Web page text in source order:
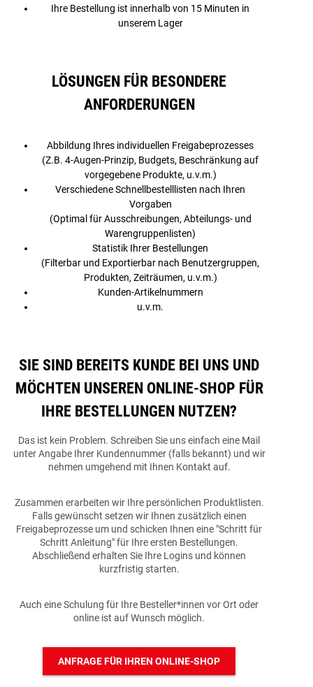
Ihre Bestellung ist innerhalb von 15 Minuten in
unserem Lager
LÖSUNGEN FÜR BESONDERE
ANFORDERUNGEN
Abbildung Ihres individuellen Freigabeprozesses
(Z.B. 4-Augen-Prinzip, Budgets, Beschränkung auf
vorgegebene Produkte, u.v.m.)
Verschiedene Schnellbestelllisten nach Ihren
Vorgaben
(Optimal für Ausschreibungen, Abteilungs- und
Warengruppenlisten)
Statistik Ihrer Bestellungen
(Filterbar und Exportierbar nach Benutzergruppen,
Produkten, Zeiträumen, u.v.m.)
Kunden-Artikelnummern
u.v.m.
SIE SIND BEREITS KUNDE BEI UNS UND
MÖCHTEN UNSEREN ONLINE-SHOP FÜR
IHRE BESTELLUNGEN NUTZEN?
Das ist kein Problem. Schreiben Sie uns einfach eine Mail
unter Angabe Ihrer Kundennummer (falls bekannt) und wir
nehmen umgehend mit Ihnen Kontakt auf.
Zusammen erarbeiten wir Ihre persönlichen Produktlisten.
Falls gewünscht setzen wir Ihnen zusätzlich einen
Freigabeprozesse um und schicken Ihnen eine "Schritt für
Schritt Anleitung" für Ihre ersten Bestellungen.
Abschließend erhalten Sie Ihre Logins und können
kurzfristig starten.
Auch eine Schulung für Ihre Besteller*innen vor Ort oder
online ist auf Wunsch möglich.
ANFRAGE FÜR IHREN ONLINE-SHOP